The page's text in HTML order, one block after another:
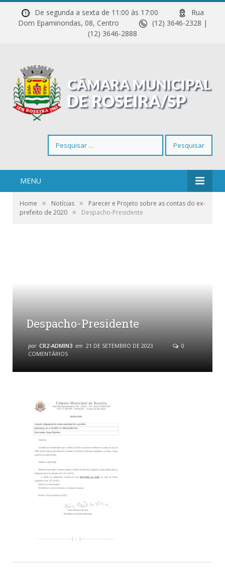
De segunda a sexta de 11:00 às 17:00
Rua
Dom Epaminondas, 08, Centro
(12) 3646-2328 |
(12) 3646-2888
por:
MENU
Home » Notícias »
Parecer e Projeto sobre as contas do ex-
prefeito de 2020 » Despacho-Presidente
Despacho-Presidente
por CR2-ADMIN3 em 21 DE SETEMBRO DE 2023
0
COMENTÁRIOS